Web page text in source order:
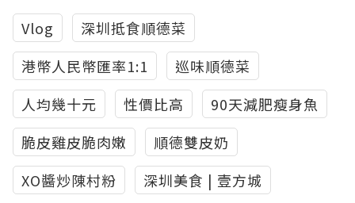
Vlog
深圳抵食順德菜
港幣人民幣匯率1:1
巡味順德菜
人均幾十元
性價比高
90天減肥瘦身魚
脆皮雞皮脆肉嫩
順德雙皮奶
XO醬炒陳村粉
深圳美食 | 壹方城